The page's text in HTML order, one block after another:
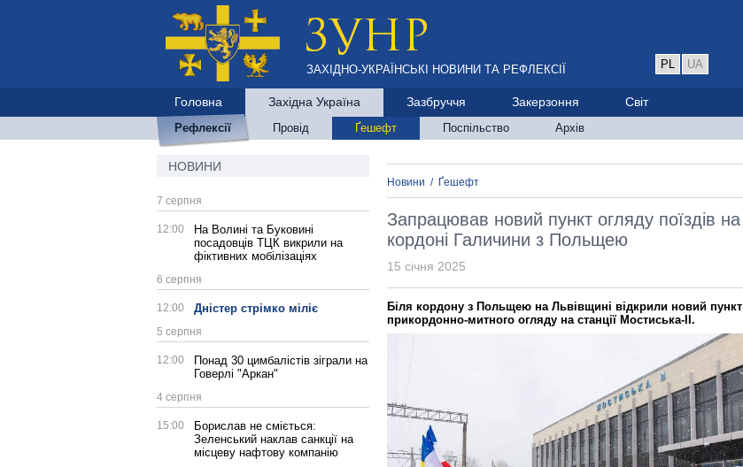
ЗАХІДНО-УКРАЇНСЬКІ НОВИНИ ТА РЕФЛЕКСІЇ PL UA
Головна Західна Україна Зазбруччя Закерзоння Світ
Рефлексії Провід Ґешефт Поспільство Архів
НОВИНИ
7 серпня
12:00
На Волині та Буковині
посадовців ТЦК викрили на
фіктивних мобілізаціях
6 серпня
12:00 Дністер стрімко міліє
5 серпня
12:00
Понад 30 цимбалістів зіграли на
Говерлі "Аркан"
4 серпня
15:00
Борислав не сміється:
Зеленський наклав санкції на
місцеву нафтову компанію
Новини / Ґешефт
Запрацював новий пункт огляду поїздів на
кордоні Галичини з Польщею
15 січня 2025
Біля кордону з Польщею на Львівщині відкрили новий пункт
прикордонно-митного огляду на станції Мостиська-II.